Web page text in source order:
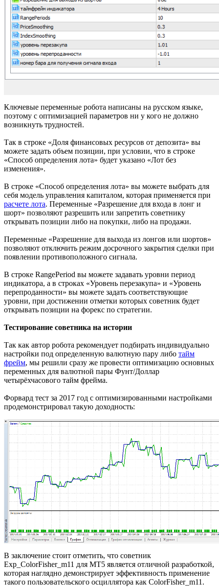
Ключевые переменные робота написаны на русском языке,
поэтому с оптимизацией параметров ни у кого не должно
возникнуть трудностей.
Так в строке «Доля финансовых ресурсов от депозита» вы
можете задать объем позиции, при условии, что в строке
«Способ определения лота» будет указано «Лот без
изменения».
В строке «Способ определения лота» вы можете выбрать для
себя модель управления капиталом, которая применяется при
расчете лота. Переменные «Разрешение для входа в лонг и
шорт» позволяют разрешить или запретить советнику
открывать позиции либо на покупки, либо на продажи.
Переменные «Разрешение для выхода из лонгов или шортов»
позволяют отключить режим досрочного закрытия сделки при
появлении противоположного сигнала.
В строке RangePeriod вы можете задавать уровни период
индикатора, а в строках «Уровень перезакупа» и «Уровень
перепроданности» вы можете задать соответствующие
уровни, при достижении отметки которых советник будет
открывать позиции на форекс по стратегии.
Тестирование советника на истории
Так как автор робота рекомендует подбирать индивидуально
настройки под определенную валютную пару либо тайм
фрейм, мы решили сразу же провести оптимизацию основных
переменных для валютной пары Фунт/Доллар
четырёхчасового тайм фрейма.
Форвард тест за 2017 год с оптимизированными настройками
продемонстрировал такую доходность:
В заключение стоит отметить, что советник
Exp_ColorFisher_m11 для МТ5 является отличной разработкой,
которая наглядно демонстрирует эффективность применение
такого пользовательского осциллятора как ColorFisher_m11.